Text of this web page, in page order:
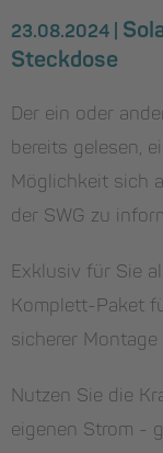
23.08.2024 |
Steckdose
Der ein oder
bereits gelesen,
Möglichkeit sich
der SWG zu
Exklusiv für Sie
Komplett-Paket
sicherer
Nutzen Sie die
eigenen Strom -